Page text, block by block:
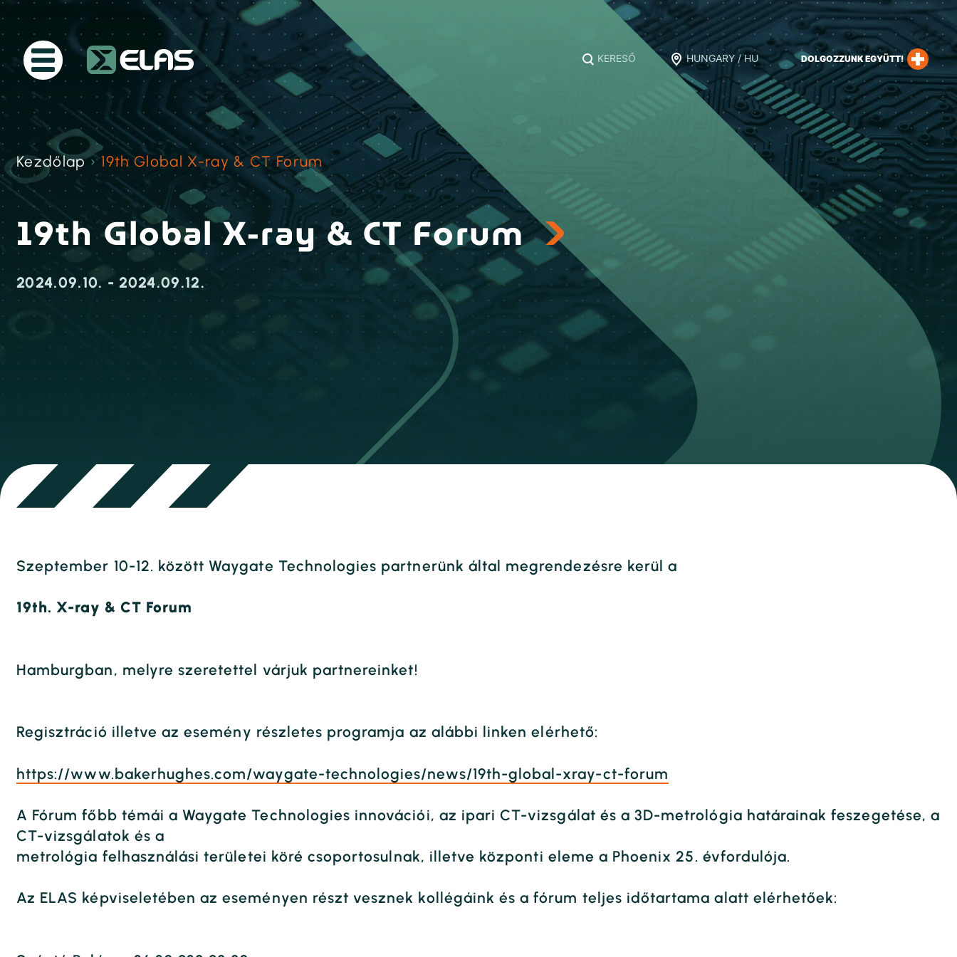
KERESŐ HUNGARY / HU DOLGOZZUNK EGYÜTT!
Kezdőlap›19th Global X-ray & CT Forum
19th Global X-ray & CT Forum
2024.09.10. - 2024.09.12.
Szeptember 10-12. között Waygate Technologies partnerünk által megrendezésre kerül a
19th. X-ray & CT Forum
Hamburgban, melyre szeretettel várjuk partnereinket!
Regisztráció illetve az esemény részletes programja az alábbi linken elérhető:
https://www.bakerhughes.com/waygate-technologies/news/19th-global-xray-ct-forum
A Fórum főbb témái a Waygate Technologies innovációi, az ipari CT-vizsgálat és a 3D-metrológia határainak feszegetése, a
CT-vizsgálatok és a
metrológia felhasználási területei köré csoportosulnak, illetve központi eleme a Phoenix 25. évfordulója.
Az ELAS képviseletében az eseményen részt vesznek kollégáink és a fórum teljes időtartama alatt elérhetőek: